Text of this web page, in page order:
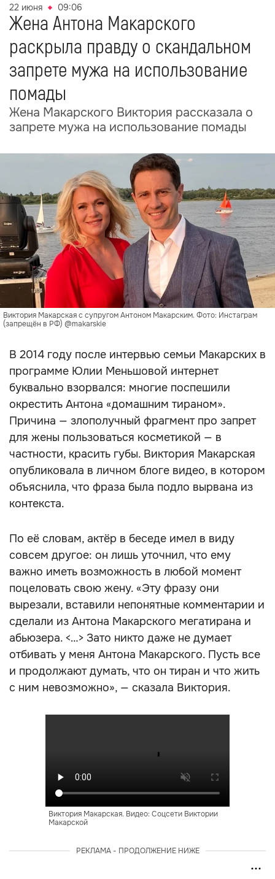
22 июня 09:06
Жена Антона Макарского
раскрыла правду о скандальном
запрете мужа на использование
помады
Жена Макарского Виктория рассказала о
запрете мужа на использование помады
Виктория Макарская с супругом Антоном Макарским. Фото: Инстаграм
(запрещён в РФ) @makarskie
В 2014 году после интервью семьи Макарских в
программе Юлии Меньшовой интернет
буквально взорвался: многие поспешили
окрестить Антона «домашним тираном».
Причина — злополучный фрагмент про запрет
для жены пользоваться косметикой — в
частности, красить губы. Виктория Макарская
опубликовала в личном блоге видео, в котором
объяснила, что фраза была подло вырвана из
контекста.
По её словам, актёр в беседе имел в виду
совсем другое: он лишь уточнил, что ему
важно иметь возможность в любой момент
поцеловать свою жену. «Эту фразу они
вырезали, вставили непонятные комментарии и
сделали из Антона Макарского мегатирана и
абьюзера. <…> Зато никто даже не думает
отбивать у меня Антона Макарского. Пусть все
и продолжают думать, что он тиран и что жить
с ним невозможно», — сказала Виктория.
Виктория Макарская. Видео: Соцсети Виктории
Макарской
РЕКЛАМА - ПРОДОЛЖЕНИЕ НИЖЕ